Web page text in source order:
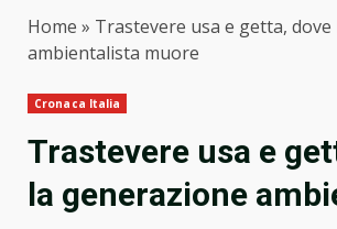
Home » Trastevere usa e getta,
ambientalista muore
Cronaca Italia
Trastevere usa e
la generazione